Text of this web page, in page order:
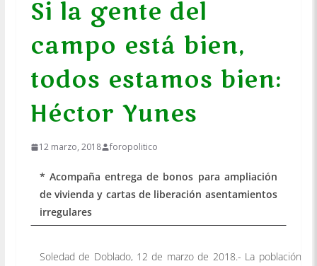
Si la gente del
campo está bien,
todos estamos bien:
Héctor Yunes
12 marzo, 2018 foropolitico
* Acompaña entrega de bonos para ampliación
de vivienda y cartas de liberación asentamientos
irregulares
Soledad de Doblado, 12 de marzo de 2018.- La población